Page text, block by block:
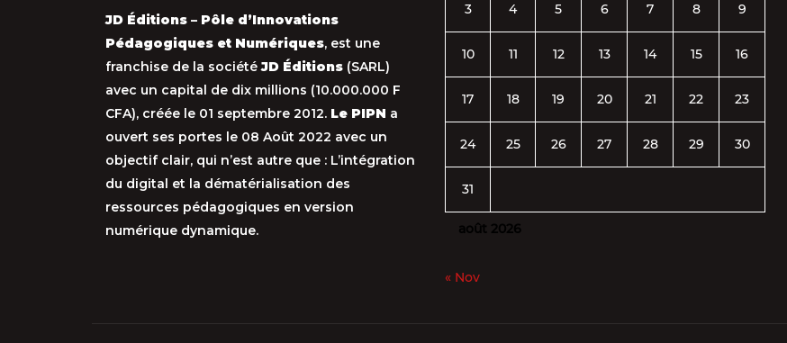
JD Éditions – Pôle d’Innovations
Pédagogiques et Numériques, est une
franchise de la sociétéJD Éditions (SARL)
avec un capital de dix millions (10.000.000 F
CFA), créée le 01 septembre 2012. Le PIPN a
ouvert ses portes le 08 Août 2022 avec un
objectif clair, qui n’est autre que : L’intégration
du digital et la dématérialisation des
ressources pédagogiques en version
numérique dynamique.
août 2026
3 4 5 6 7 8 9
10 11 12 13 14 15 16
17 18 19 20 21 22 23
24 25 26 27 28 29 30
31
« Nov